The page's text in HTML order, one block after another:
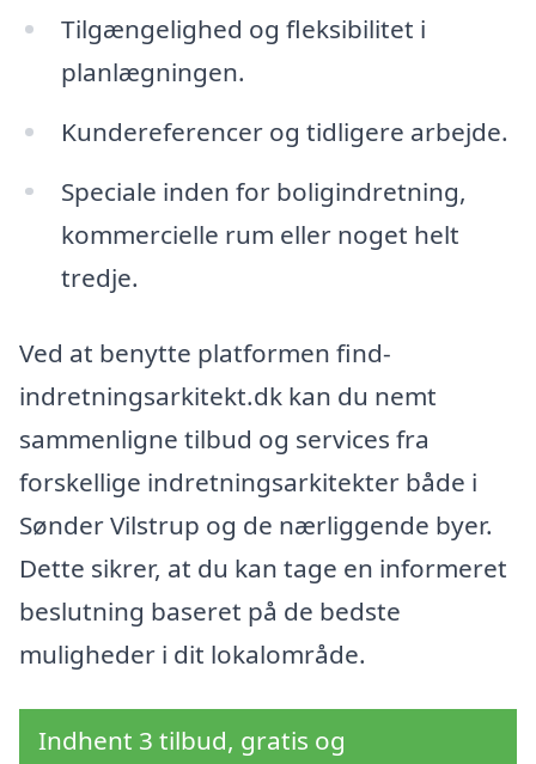
Tilgængelighed og fleksibilitet i
planlægningen.
Kundereferencer og tidligere arbejde.
Speciale inden for boligindretning,
kommercielle rum eller noget helt
tredje.
Ved at benytte platformen find-
indretningsarkitekt.dk kan du nemt
sammenligne tilbud og services fra
forskellige indretningsarkitekter både i
Sønder Vilstrup og de nærliggende byer.
Dette sikrer, at du kan tage en informeret
beslutning baseret på de bedste
muligheder i dit lokalområde.
Indhent 3 tilbud, gratis og